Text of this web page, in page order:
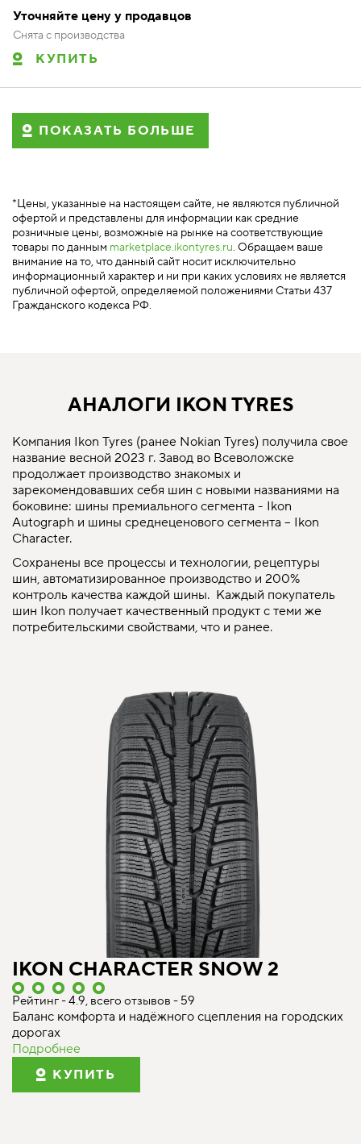
Уточняйте цену у продавцов
Снята с производства
КУПИТЬ
ПОКАЗАТЬ БОЛЬШЕ
*Цены, указанные на настоящем сайте, не являются публичной
офертой и представлены для информации как средние
розничные цены, возможные на рынке на соответствующие
товары по данным marketplace.ikontyres.ru. Обращаем ваше
внимание на то, что данный сайт носит исключительно
информационный характер и ни при каких условиях не является
публичной офертой, определяемой положениями Статьи 437
Гражданского кодекса РФ.
АНАЛОГИ IKON TYRES
Компания Ikon Tyres (ранее Nokian Tyres) получила свое
название весной 2023 г. Завод во Всеволожске
продолжает производство знакомых и
зарекомендовавших себя шин с новыми названиями на
боковине: шины премиального сегмента - Ikon
Autograph и шины среднеценового сегмента – Ikon
Character.
Сохранены все процессы и технологии, рецептуры
шин, автоматизированное производство и 200%
контроль качества каждой шины. Каждый покупатель
шин Ikon получает качественный продукт с теми же
потребительскими свойствами, что и ранее.
IKON CHARACTER SNOW 2
Рейтинг - 4.9, всего отзывов - 59
Баланс комфорта и надёжного сцепления на городских
дорогах
Подробнее
КУПИТЬ